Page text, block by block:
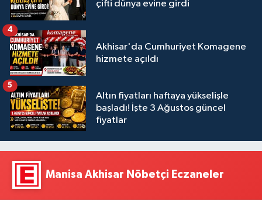
çifti dünya evine girdi
Akhisar'da Cumhuriyet Komagene
hizmete açıldı
4
Altın fiyatları haftaya yükselişle
başladı! İşte 3 Ağustos güncel
fiyatlar
5
Manisa Akhisar Nöbetçi Eczaneler